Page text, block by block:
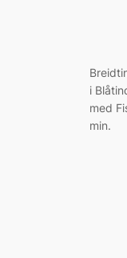
i
med
min.